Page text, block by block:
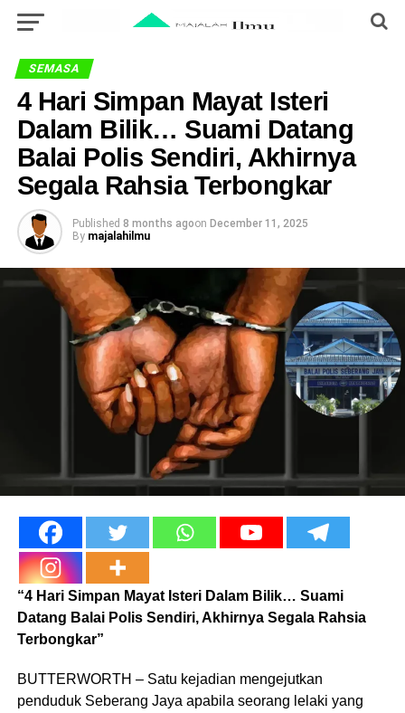
SEMASA
4 Hari Simpan Mayat Isteri
Dalam Bilik… Suami Datang
Balai Polis Sendiri, Akhirnya
Segala Rahsia Terbongkar
Published 8 months agoon December 11, 2025
By majalahilmu
“4 Hari Simpan Mayat Isteri Dalam Bilik… Suami
Datang Balai Polis Sendiri, Akhirnya Segala Rahsia
Terbongkar”
BUTTERWORTH – Satu kejadian mengejutkan
penduduk Seberang Jaya apabila seorang lelaki yang